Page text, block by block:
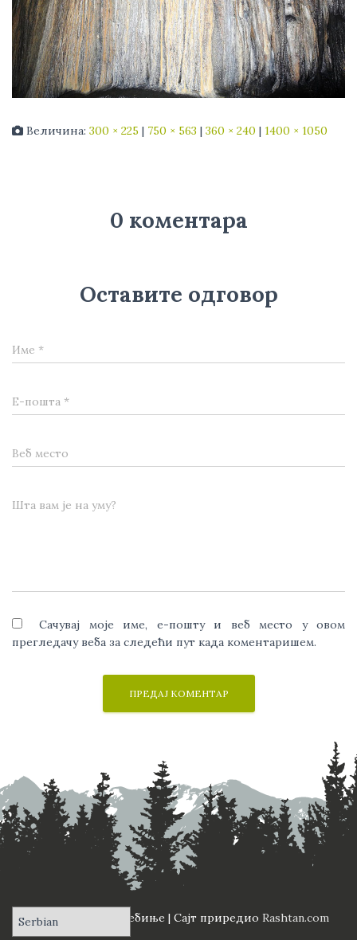
Величина: 300 × 225 | 750 × 563 | 360 × 240 | 1400 × 1050
0 коментара
Оставите одговор
Име *
Е-пошта *
Веб место
Шта вам је на уму?
Сачувај моје име, е-пошту и веб место у овом
прегледачу веба за следећи пут када коментаришем.
ПД "Вучји Зуб" Требиње | Сајт приредио Rashtan.com